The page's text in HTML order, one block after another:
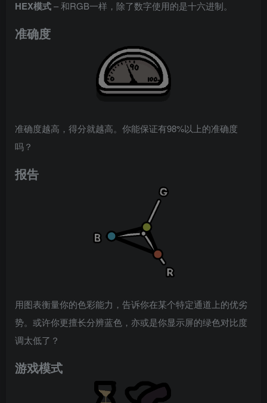
HEX模式– 和RGB一样，除了数字使用的是十六进制。
准确度
准确度越高，得分就越高。你能保证有98%以上的准确度
吗？
报告
用图表衡量你的色彩能力，告诉你在某个特定通道上的优劣
势。或许你更擅长分辨蓝色，亦或是你显示屏的绿色对比度
调太低了？
游戏模式